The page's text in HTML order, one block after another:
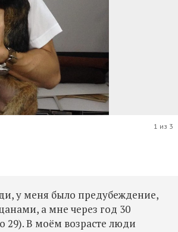
1 из 3
у меня было предубеждение,
а мне через год 30
29). В моём возрасте люди